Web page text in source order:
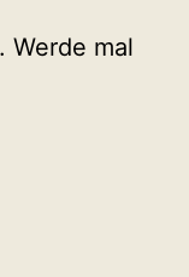
Werde mal